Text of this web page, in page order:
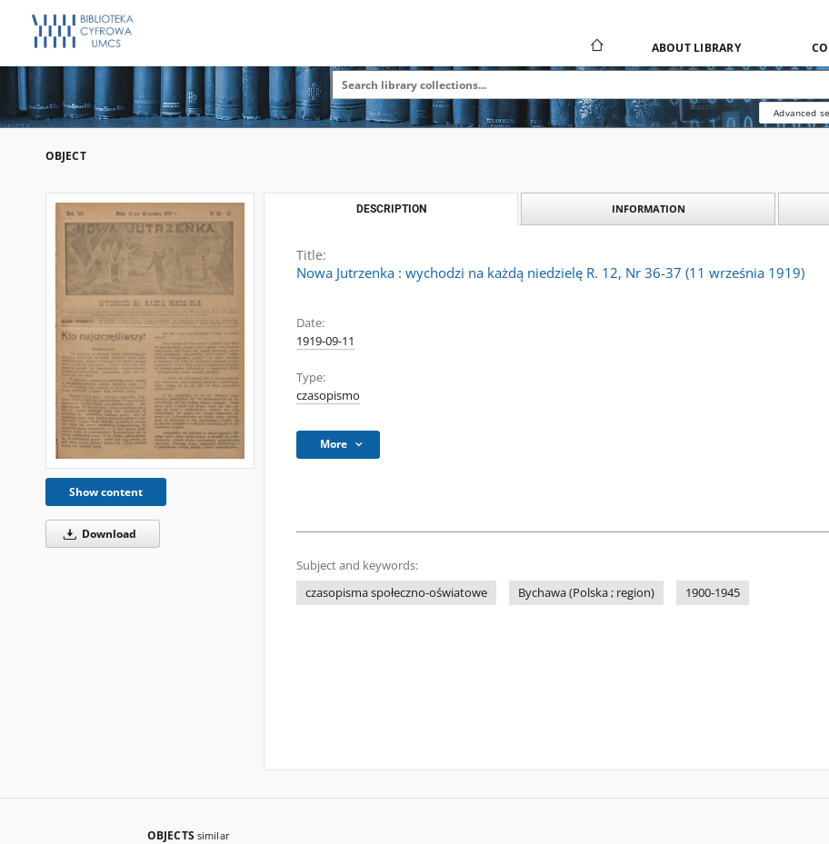
ABOUT LIBRARY
Advanced
OBJECT
Show content
Download
DESCRIPTION INFORMATION
Title:
Nowa Jutrzenka : wychodzi na każdą niedzielę R. 12, Nr 36-37 (11 września 1919)
Date:
1919-09-11
Type:
czasopismo
More
Subject and keywords:
czasopisma społeczno-oświatowe
Bychawa (Polska ; region) 1900-1945
OBJECTS similar